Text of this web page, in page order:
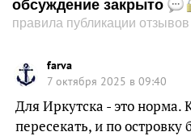
обсуждение закрыто
правила публикации отзывов
farva
7 октября 2025 в 09:40
Для Иркутска - это
пересекать, и по островку